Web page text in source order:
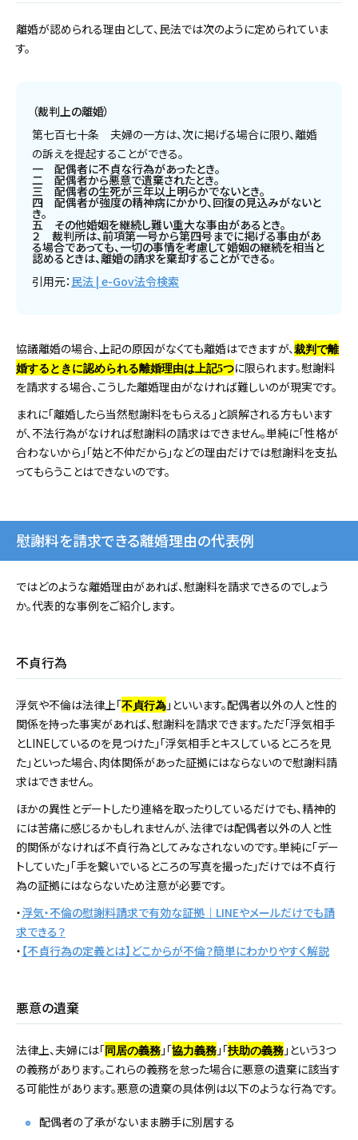
離婚が認められる理由として、民法では次のように定められていま
す。
（裁判上の離婚）
第七百七十条 夫婦の一方は、次に掲げる場合に限り、離婚
の訴えを提起することができる。
一 配偶者に不貞な行為があったとき。
二 配偶者から悪意で遺棄されたとき。
三 配偶者の生死が三年以上明らかでないとき。
四 配偶者が強度の精神病にかかり、回復の見込みがないと
き。
五 その他婚姻を継続し難い重大な事由があるとき。
２ 裁判所は、前項第一号から第四号までに掲げる事由があ
る場合であっても、一切の事情を考慮して婚姻の継続を相当と
認めるときは、離婚の請求を棄却することができる。
引用元： 民法 | e-Gov法令検索
協議離婚の場合、上記の原因がなくても離婚はできますが、 裁判で離
婚するときに認められる離婚理由は上記5つに限られます。慰謝料
を請求する場合、こうした離婚理由がなければ難しいのが現実です。
まれに「離婚したら当然慰謝料をもらえる」と誤解される方もいます
が、不法行為がなければ慰謝料の請求はできません。単純に「性格が
合わないから」「姑と不仲だから」などの理由だけでは慰謝料を支払
ってもらうことはできないのです。
慰謝料を請求できる離婚理由の代表例
ではどのような離婚理由があれば、慰謝料を請求できるのでしょう
か。代表的な事例をご紹介します。
不貞行為
浮気や不倫は法律上「不貞行為 」といいます。配偶者以外の人と性的
関係を持った事実があれば、慰謝料を請求できます。ただ「浮気相手
とLINEしているのを見つけた」「浮気相手とキスしているところを見
た」といった場合、肉体関係があった証拠にはならないので慰謝料請
求はできません。
ほかの異性とデートしたり連絡を取ったりしているだけでも、精神的
には苦痛に感じるかもしれませんが、法律では配偶者以外の人と性
的関係がなければ不貞行為としてみなされないのです。単純に「デー
トしていた」「手を繋いでいるところの写真を撮った」だけでは不貞行
為の証拠にはならないため注意が必要です。
・浮気・不倫の慰謝料請求で有効な証拠｜LINEやメールだけでも請
求できる？
・ 【不貞行為の定義とは】どこからが不倫？簡単にわかりやすく解説
悪意の遺棄
法律上、夫婦には「 同居の義務 」「協力義務 」「扶助の義務 」という3つ
の義務があります。これらの義務を怠った場合に悪意の遺棄に該当す
る可能性があります。悪意の遺棄の具体例は以下のような行為です。
配偶者の了承がないまま勝手に別居する